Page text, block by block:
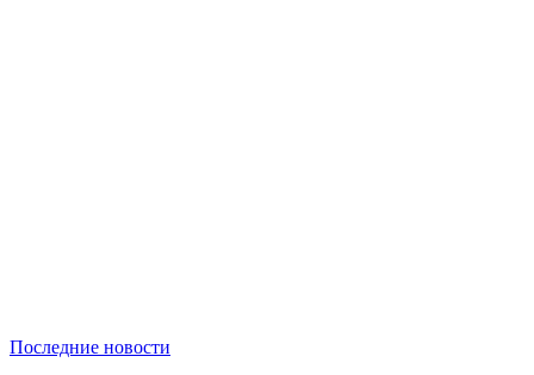
Последние новости